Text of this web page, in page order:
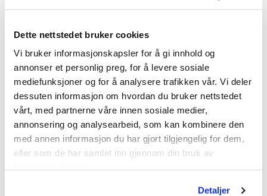
Dette nettstedet bruker cookies
Vi bruker informasjonskapsler for å gi innhold og
annonser et personlig preg, for å levere sosiale
mediefunksjoner og for å analysere trafikken vår. Vi deler
dessuten informasjon om hvordan du bruker nettstedet
vårt, med partnerne våre innen sosiale medier,
annonsering og analysearbeid, som kan kombinere den
med annen informasjon du har gjort tilgjengelig for dem,
eller som de har samlet inn gjennom din bruk av
Detaljer
Bli bedre kjent med vår innsats for samfunnsansvar og
vi holder til.